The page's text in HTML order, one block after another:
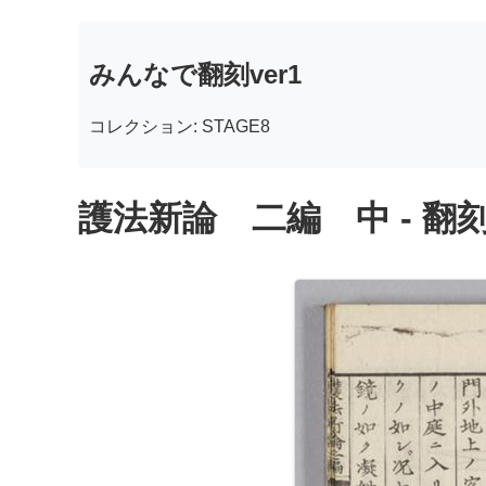
みんなで翻刻ver1
コレクション: STAGE8
護法新論 二編 中 - 翻